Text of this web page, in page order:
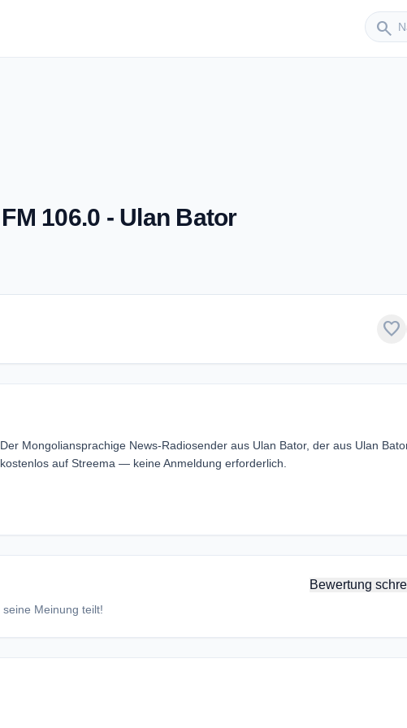
search
Sender
106.0 - Ulan Bator
favorite
Mongoliansprachige News-Radiosender aus Ulan Bator, der aus Ulan
auf Streema — keine Anmeldung erforderlich.
Bewertung
Meinung teilt!